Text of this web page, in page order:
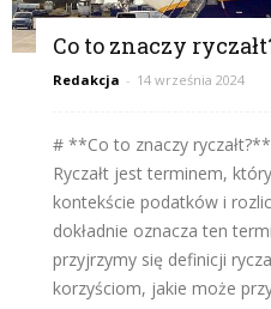
Co to znaczy
Redakcja - 14 września 2024
# **Co to znaczy
Ryczałt jest terminem,
kontekście podatków i
dokładnie oznacza ten
przyjrzymy się definicji
korzyściom, jakie może